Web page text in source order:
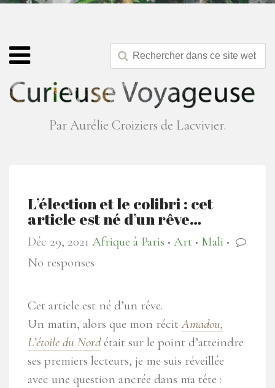
Par Aurélie Croiziers de Lacvivier.
L’élection et le colibri : cet
article est né d’un rêve…
Déc 29, 2021 Afrique à Paris ● Art ● Mali ●
No responses
Cet article est né d’un rêve.
Un matin, alors que mon récitAmadou,
L’étoile du Nord était sur le point d’atteindre
ses premiers lecteurs, je me suis réveillée
avec une question ancrée dans ma tête :